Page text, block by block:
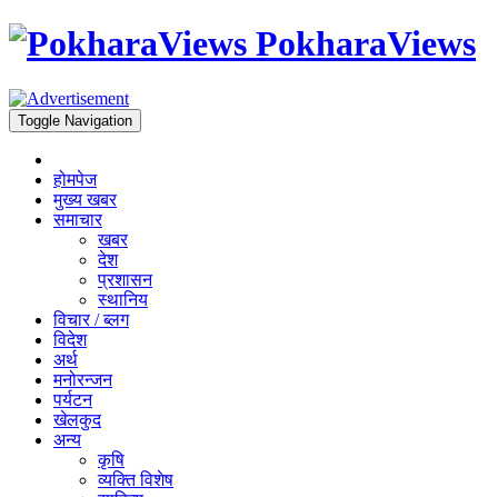
PokharaViews
Toggle Navigation
होमपेज
मुख्य खबर
समाचार
खबर
देश
प्रशासन
स्थानिय
विचार / ब्लग
विदेश
अर्थ
मनोरन्जन
पर्यटन
खेलकुद
अन्य
कृषि
व्यक्ति विशेष